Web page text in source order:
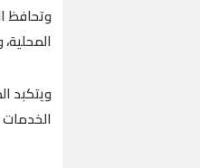
وتحافظ
ويتكبد